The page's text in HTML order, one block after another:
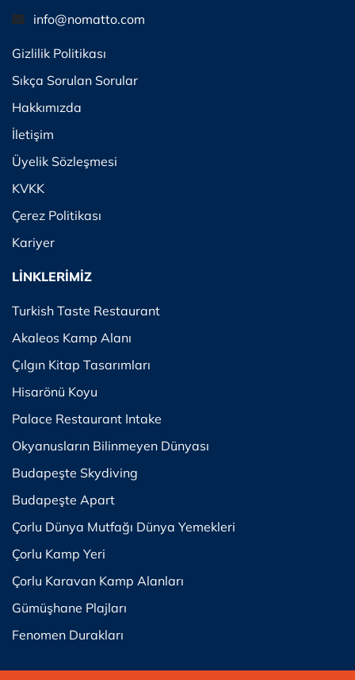
info@nomatto.com
Gizlilik Politikası
Sıkça Sorulan Sorular
Hakkımızda
İletişim
Üyelik Sözleşmesi
KVKK
Çerez Politikası
Kariyer
LİNKLERİMİZ
Turkish Taste Restaurant
Akaleos Kamp Alanı
Çılgın Kitap Tasarımları
Hisarönü Koyu
Palace Restaurant Intake
Okyanusların Bilinmeyen Dünyası
Budapeşte Skydiving
Budapeşte Apart
Çorlu Dünya Mutfağı Dünya Yemekleri
Çorlu Kamp Yeri
Çorlu Karavan Kamp Alanları
Gümüşhane Plajları
Fenomen Durakları